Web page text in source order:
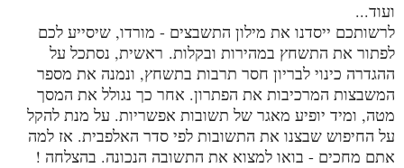
ועוד...
לרשותכם ייסדנו את מילון התשבצים - מורדו, שיסייע לכם
לפתור את התשחץ במהירות ובקלות. ראשית, נסתכל על
ההגדרה כינוי לבריון חסר תרבות בתשחץ, ונמנה את מספר
המשבצות המרכיבות את הפתרון. אחר כך נגולל את המסך
מטה, ומיד יופיע מאגר של תשובות אפשריות. על מנת להקל
על החיפוש שבצנו את התשובות לפי סדר האלפבית. אז למה
אתם מחכים - בואו למצוא את התשובה הנכונה. בהצלחה !